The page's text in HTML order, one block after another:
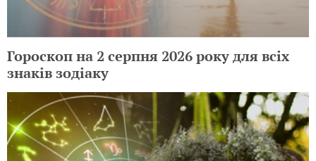
Гороскоп на 2 серпня 2026 року для всіх
знаків зодіаку